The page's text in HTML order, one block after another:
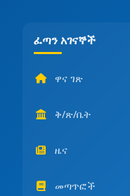
ፈጣን አገናኞች
ዋና ገጽ
ቅ/ጽ/ቤት
ዜና
መጣጥፎች